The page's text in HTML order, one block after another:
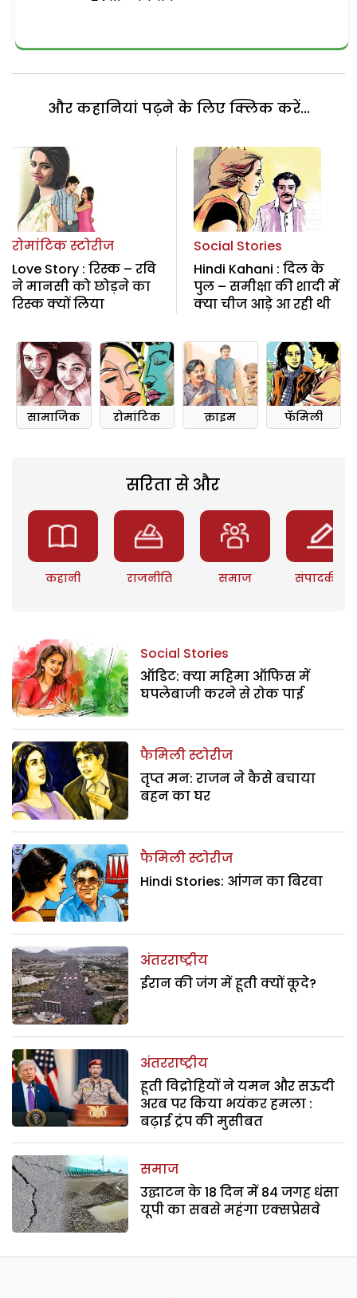
और कहानियां पढ़ने के लिए क्लिक करें...
रोमांटिक स्टोरीज
Love Story : रिस्क – रवि
ने मानसी को छोड़ने का
रिस्क क्यों लिया
Social Stories
Hindi Kahani : दिल के
पुल – समीक्षा की शादी में
क्या चीज आड़े आ रही थी
सामाजिक रोमांटिक क्राइम फॅमिली
सरिता से और
कहानी राजनीति समाज संपादकीय
Social Stories
ऑडिट: क्या महिमा ऑफिस में
घपलेबाजी करने से रोक पाई
फैमिली स्टोरीज
तृप्त मन: राजन ने कैसे बचाया
बहन का घर
फैमिली स्टोरीज
Hindi Stories: आंगन का बिरवा
अंतरराष्ट्रीय
ईरान की जंग में हूती क्यों कूदे?
अंतरराष्ट्रीय
हूती विद्रोहियों ने यमन और सऊदी
अरब पर किया भयंकर हमला :
बढ़ाई ट्रंप की मुसीबत
समाज
उद्घाटन के 18 दिन में 84 जगह धंसा
यूपी का सबसे महंगा एक्सप्रेसवे